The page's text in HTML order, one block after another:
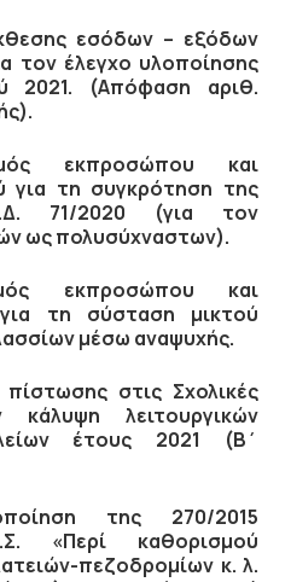
εσόδων – εξόδων
τον έλεγχο υλοποίησης
2021. (Απόφαση αριθ.
εκπροσώπου και
για τη συγκρότηση της
71/2020 (για τον
ως πολυσύχναστων).
εκπροσώπου και
τη σύσταση μικτού
μέσω αναψυχής.
στις Σχολικές
λειτουργικών
έτους 2021 (Β΄
της 270/2015
«Περί καθορισμού
πεζοδρομίων κ. λ.